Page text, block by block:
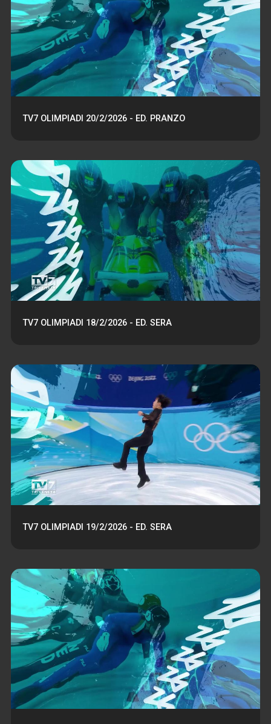
TV7 OLIMPIADI 20/2/2026 - ED. PRANZO
TV7 OLIMPIADI 18/2/2026 - ED. SERA
TV7 OLIMPIADI 19/2/2026 - ED. SERA